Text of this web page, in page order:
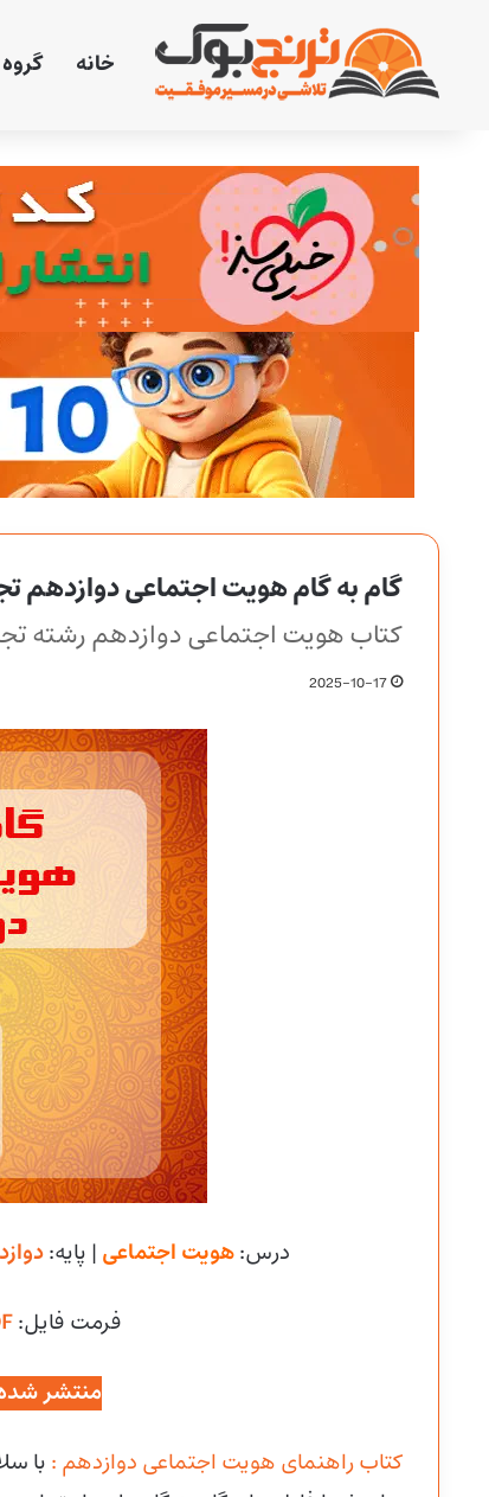
خانه
گام به گام هویت اجتماعی دوازدهم
کتاب هویت اجتماعی دوازدهم رشته
2025-10-17
درس:هویت اجتماعی | پایه:
فرمت فایل:
منتشر
کتاب راهنمای هویت اجتماعی دوازدهم : با